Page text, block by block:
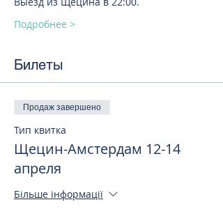
Подробнее >
Билеты
Продаж завершено
Тип квитка
Щецин-Амстердам 12-14
апреля
Більше інформації